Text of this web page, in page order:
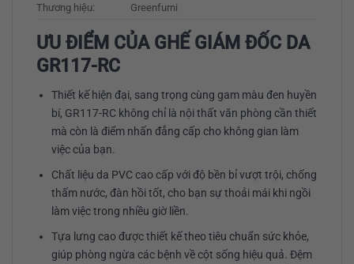
Thương hiệu:
Greenfurni
ƯU ĐIỂM CỦA GHẾ GIÁM ĐỐC DA
GR117-RC
Thiết kế hiện đại, sang trọng cùng gam màu đen huyền
bí, GR117-RC không chỉ là nội thất văn phòng cần thiết
mà còn là điểm nhấn đẳng cấp cho không gian làm
việc của bạn.
Chất liệu da PVC cao cấp với độ bền bỉ vượt trội, chống
thấm nước, đàn hồi tốt, cho bạn sự thoải mái khi ngồi
làm việc trong nhiều giờ liền.
Tựa lưng cao được thiết kế theo tiêu chuẩn sức khỏe,
giúp phòng ngừa các bệnh về cột sống hiệu quả. Đệm